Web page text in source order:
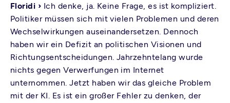
Floridi › Ich denke, ja. Keine Frage, es ist kompliziert.
Politiker müssen sich mit vielen Problemen und deren
Wechselwirkungen auseinandersetzen. Dennoch
haben wir ein Defizit an politischen Visionen und
Richtungsentscheidungen. Jahrzehntelang wurde
nichts gegen Verwerfungen im Internet
unternommen. Jetzt haben wir das gleiche Problem
mit der KI. Es ist ein großer Fehler zu denken, der